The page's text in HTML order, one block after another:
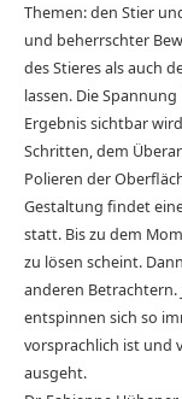
Themen: den Stier
und beherrschter
des Stieres als auch
lassen. Die
Ergebnis sichtbar
Schritten, dem
Polieren der
Gestaltung findet
statt. Bis zu dem
zu lösen scheint.
anderen Betrachtern.
entspinnen sich so
vorsprachlich ist und
ausgeht.